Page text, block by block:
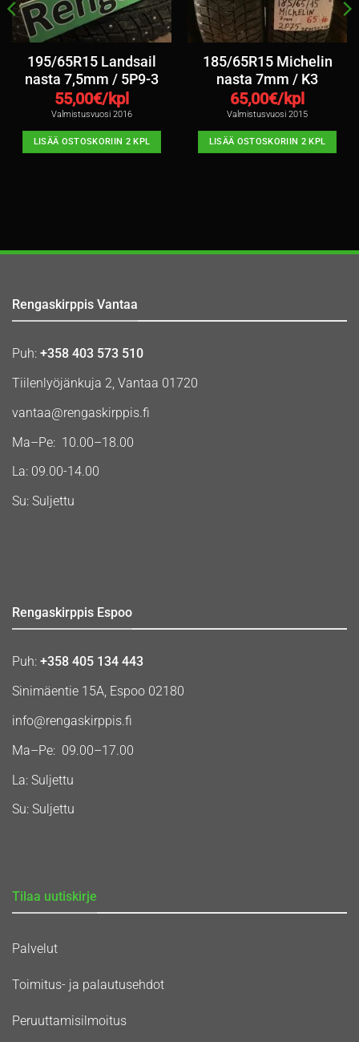
195/65R15 Landsail
nasta 7,5mm / 5P9-3
55,00€/kpl
Valmistusvuosi 2016
LISÄÄ OSTOSKORIIN 2 KPL
185/65R15 Michelin
nasta 7mm / K3
65,00€/kpl
Valmistusvuosi 2015
LISÄÄ OSTOSKORIIN 2 KPL
Rengaskirppis Vantaa
Puh: +358 403 573 510
Tiilenlyöjänkuja 2, Vantaa 01720
vantaa@rengaskirppis.fi
Ma–Pe: 10.00–18.00
La: 09.00-14.00
Su: Suljettu
Rengaskirppis Espoo
Puh: +358 405 134 443
Sinimäentie 15A, Espoo 02180
info@rengaskirppis.fi
Ma–Pe: 09.00–17.00
La: Suljettu
Su: Suljettu
Tilaa uutiskirje
Palvelut
Toimitus- ja palautusehdot
Peruuttamisilmoitus